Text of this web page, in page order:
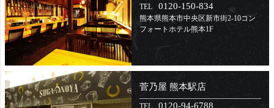
TEL 0120-150-834
熊本県熊本市中央区新市街2-10コン
フォートホテル熊本1F
菅乃屋 熊本駅店
TEL 0120-94-6788